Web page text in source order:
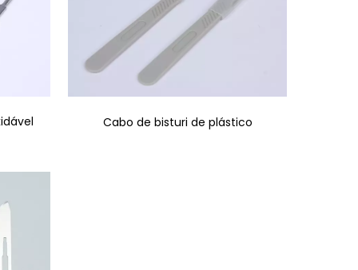
Cabo de bisturi de plástico